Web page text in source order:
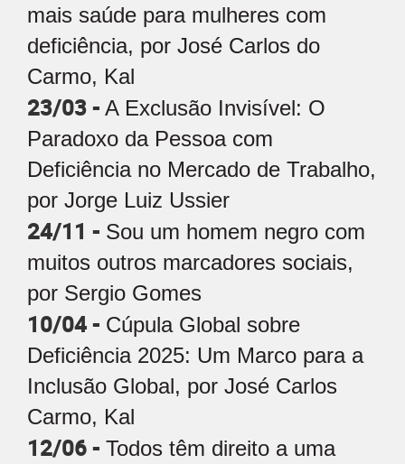
mais saúde para mulheres com
deficiência, por José Carlos do
Carmo, Kal
23/03 - A Exclusão Invisível: O
Paradoxo da Pessoa com
Deficiência no Mercado de Trabalho,
por Jorge Luiz Ussier
24/11 - Sou um homem negro com
muitos outros marcadores sociais,
por Sergio Gomes
10/04 - Cúpula Global sobre
Deficiência 2025: Um Marco para a
Inclusão Global, por José Carlos
Carmo, Kal
12/06 - Todos têm direito a uma